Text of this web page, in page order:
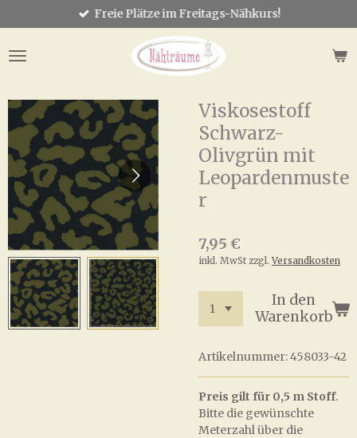
Hauptinhalt
springen
Freie Plätze im Freitags-Nähkurs!
Viskosestoff
Schwarz-
Olivgrün mit
Leopardenmuste
r
7,95 €
inkl. MwSt zzgl.Versandkosten
In den
Warenkorb
Artikelnummer:458033-42
Preis gilt für 0,5 m Stoff.
Bitte die gewünschte
Meterzahl über die